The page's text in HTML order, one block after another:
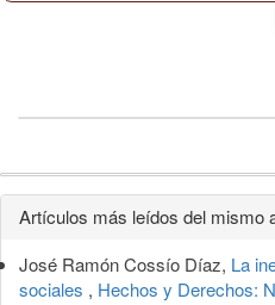
Detalles
del
artículo
Artículos más leídos del mismo
José Ramón Cossío Díaz, La
sociales , Hechos y Derechos: